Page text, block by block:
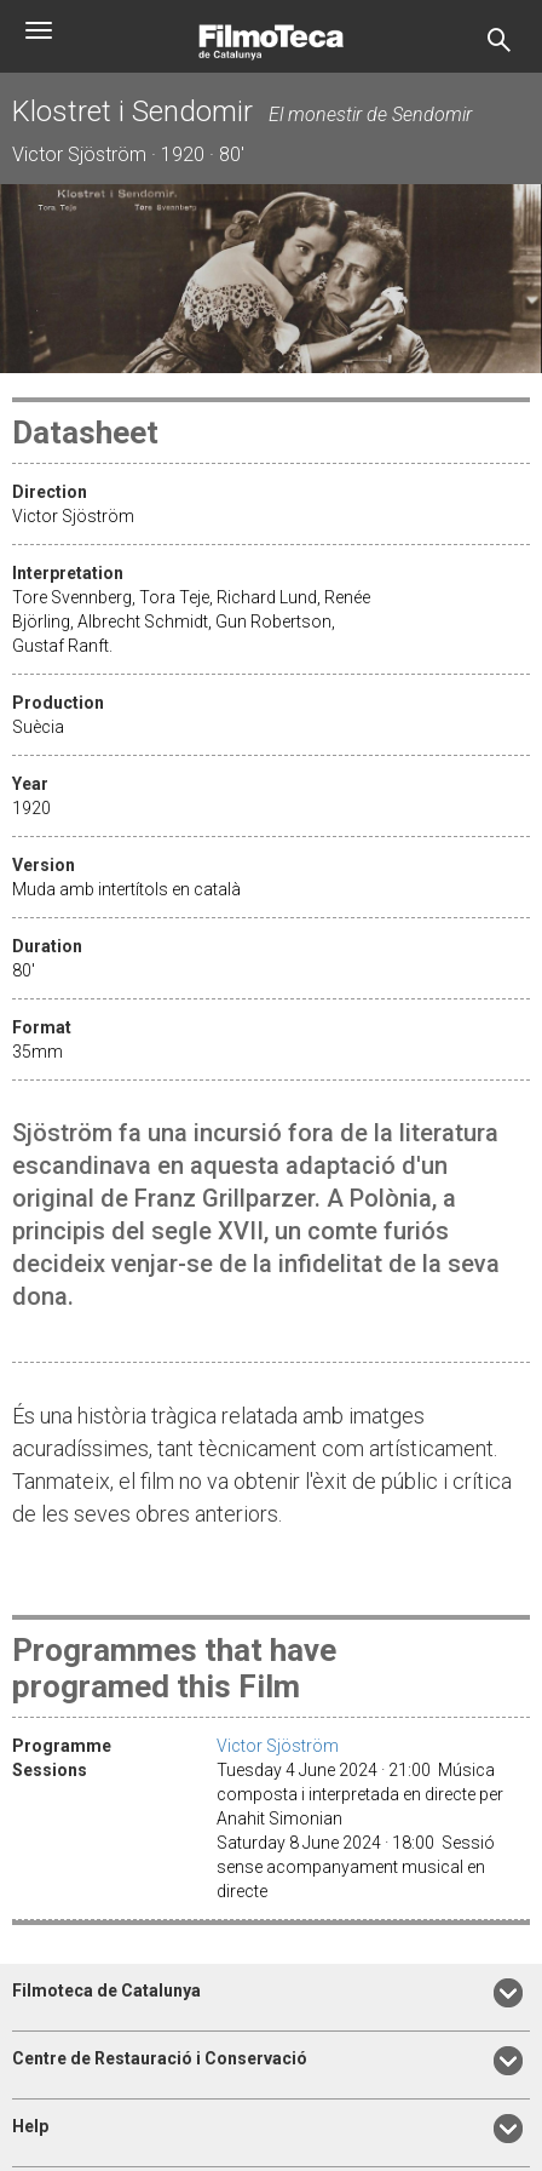
Toggle
Klostret i Sendomir
El monestir de Sendomir
Victor Sjöström · 1920 · 80'
Datasheet
Direction
Victor Sjöström
Interpretation
Tore Svennberg, Tora Teje, Richard Lund, Renée
Björling, Albrecht Schmidt, Gun Robertson,
Gustaf Ranft.
Production
Suècia
Year
1920
Version
Muda amb intertítols en català
Duration
80'
Format
35mm
Sjöström fa una incursió fora de la literatura
escandinava en aquesta adaptació d'un
original de Franz Grillparzer. A Polònia, a
principis del segle XVII, un comte furiós
decideix venjar-se de la infidelitat de la seva
dona.
És una història tràgica relatada amb imatges
acuradíssimes, tant tècnicament com artísticament.
Tanmateix, el film no va obtenir l'èxit de públic i crítica
de les seves obres anteriors.
Programmes that have
programed this Film
Programme
Victor Sjöström
Sessions
Tuesday 4 June 2024 · 21:00 Música
composta i interpretada en directe per
Anahit Simonian
Saturday 8 June 2024 · 18:00 Sessió
sense acompanyament musical en
directe
Filmoteca de Catalunya
Centre de Restauració i Conservació
Help